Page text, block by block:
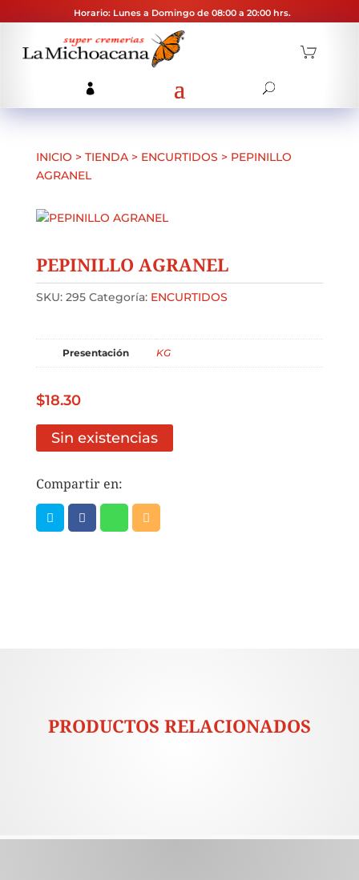
Horario: Lunes a Domingo de 08:00 a 20:00 hrs.
INICIO > TIENDA> ENCURTIDOS > PEPINILLO
AGRANEL
PEPINILLO AGRANEL
SKU: 295 Categoría: ENCURTIDOS
Presentación KG
$18.30
Sin existencias
Compartir en:
PRODUCTOS RELACIONADOS